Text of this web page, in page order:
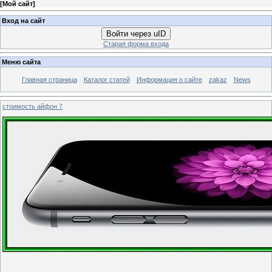
[Мой сайт]
Вход на сайт
Войти через uID
Старая форма входа
Меню сайта
Главная страница Каталог статей Информация о сайте zakaz News
стоимость айфон 7